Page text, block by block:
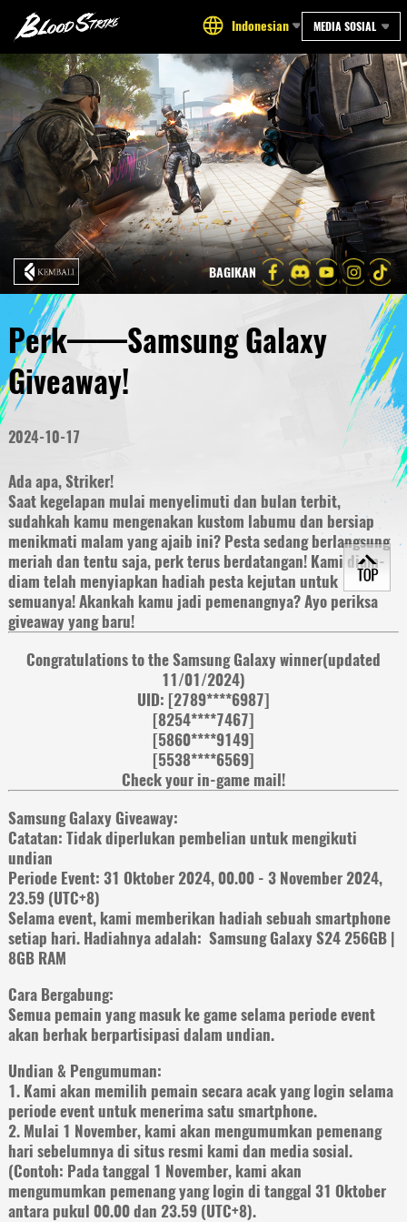
Indonesian MEDIA SOSIAL
BAGIKAN
Perk——Samsung Galaxy
Giveaway!
2024-10-17
Ada apa, Striker!
Saat kegelapan mulai menyelimuti dan bulan terbit,
sudahkah kamu mengenakan kustom labumu dan bersiap
menikmati malam yang ajaib ini? Pesta sedang berlangsung
meriah dan tentu saja, perk terus berdatangan! Kami diam-
diam telah menyiapkan hadiah pesta kejutan untuk
semuanya! Akankah kamu jadi pemenangnya? Ayo periksa
giveaway yang baru!
Congratulations to the Samsung Galaxy winner(updated
11/01/2024)
UID: [2789****6987]
[8254****7467]
[5860****9149]
[5538****6569]
Check your in-game mail!
Samsung Galaxy Giveaway:
Catatan: Tidak diperlukan pembelian untuk mengikuti
undian
Periode Event: 31 Oktober 2024, 00.00 - 3 November 2024,
23.59 (UTC+8)
Selama event, kami memberikan hadiah sebuah smartphone
setiap hari. Hadiahnya adalah: Samsung Galaxy S24 256GB |
8GB RAM
Cara Bergabung:
Semua pemain yang masuk ke game selama periode event
akan berhak berpartisipasi dalam undian.
Undian & Pengumuman:
1. Kami akan memilih pemain secara acak yang login selama
periode event untuk menerima satu smartphone.
2. Mulai 1 November, kami akan mengumumkan pemenang
hari sebelumnya di situs resmi kami dan media sosial.
(Contoh: Pada tanggal 1 November, kami akan
mengumumkan pemenang yang login di tanggal 31 Oktober
antara pukul 00.00 dan 23.59 (UTC+8).